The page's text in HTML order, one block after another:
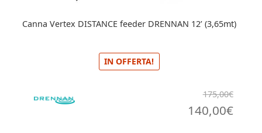
Canna Vertex DISTANCE feeder DRENNAN 12’ (3,65mt)
IN OFFERTA!
175,00€
140,00€Il